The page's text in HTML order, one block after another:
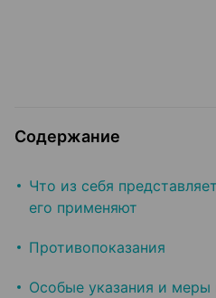
Содержание
Что из себя
его применяют
Противопоказания
Особые указания и